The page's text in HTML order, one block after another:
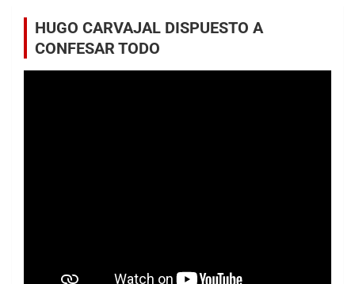
HUGO CARVAJAL DISPUESTO A
CONFESAR TODO